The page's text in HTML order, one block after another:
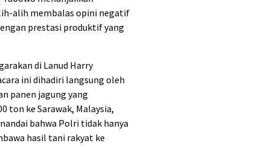
alih membalas opini negatif
prestasi produktif yang
di Lanud Harry
ini dihadiri langsung oleh
panen jagung yang
ton ke Sarawak, Malaysia,
bahwa Polri tidak hanya
hasil tani rakyat ke